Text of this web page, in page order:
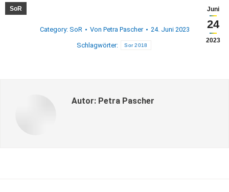
Juni
24
2023
SoR
Category: SoR Von Petra Pascher 24. Juni 2023
Schlagwörter: Sor 2018
Autor: Petra Pascher